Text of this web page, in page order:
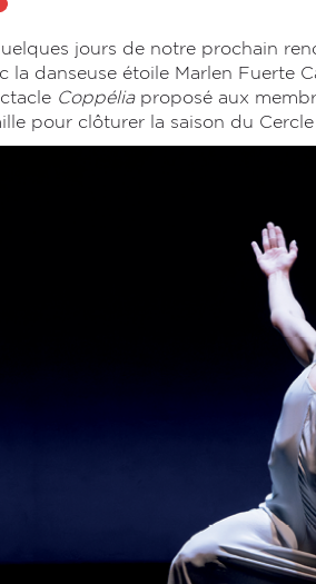
jours de notre prochain
la danseuse étoile Marlen Fuerte
Coppélia proposé aux
pour clôturer la saison du